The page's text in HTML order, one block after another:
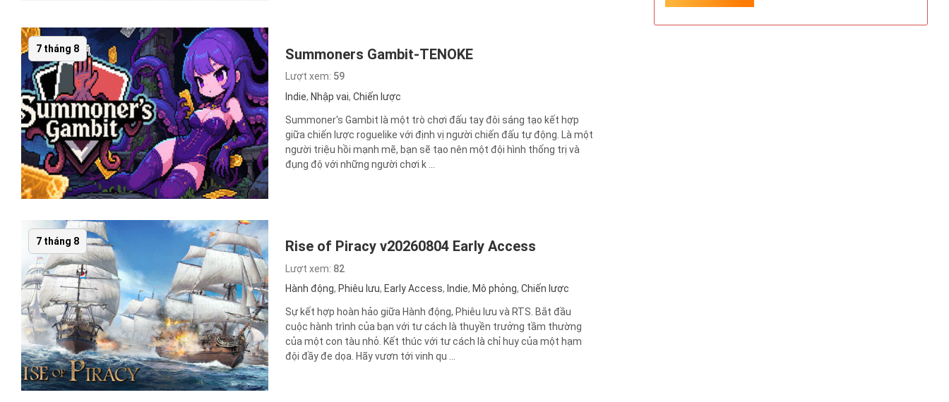
7 tháng 8 Summoners Gambit-TENOKE
Lượt xem: 59
Indie, Nhập vai, Chiến lược
Summoner's Gambit là một trò chơi đấu tay đôi sáng tạo kết hợp
giữa chiến lược roguelike với định vị người chiến đấu tự động. Là một
người triệu hồi mạnh mẽ, bạn sẽ tạo nên một đội hình thống trị và
đụng độ với những người chơi k ...
7 tháng 8 Rise of Piracy v20260804 Early Access
Lượt xem: 82
Hành động, Phiêu lưu, Early Access, Indie, Mô phỏng, Chiến lược
Sự kết hợp hoàn hảo giữa Hành động, Phiêu lưu và RTS. Bắt đầu
cuộc hành trình của bạn với tư cách là thuyền trưởng tầm thường
của một con tàu nhỏ. Kết thúc với tư cách là chỉ huy của một hạm
đội đầy đe dọa. Hãy vươn tới vinh qu ...